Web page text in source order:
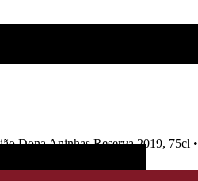
Dona Aninhas Reserva 2019, 75cl •